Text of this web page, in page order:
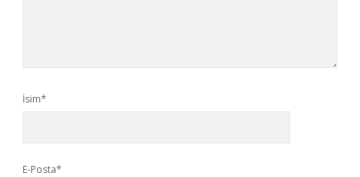
İsim*
E-Posta*